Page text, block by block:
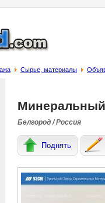
Сырье, материалы
Белгород / Россия
Поднять